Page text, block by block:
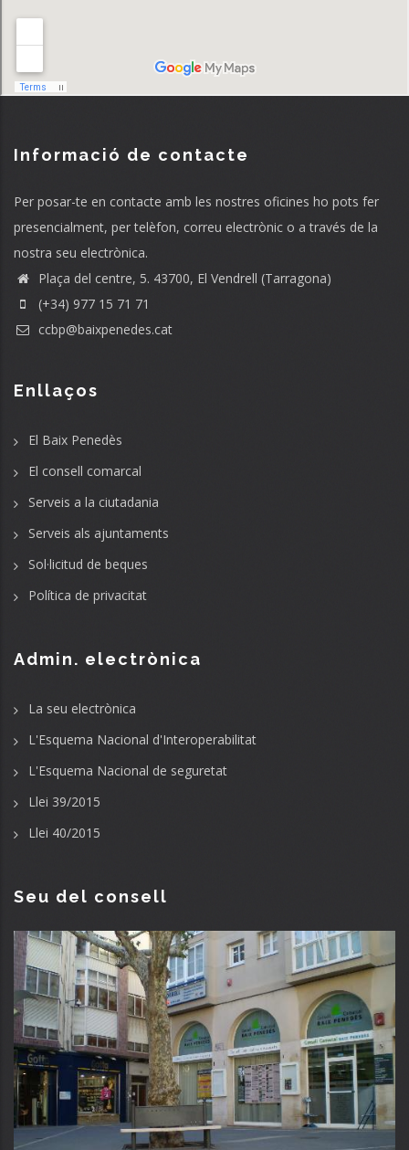
Informació de contacte
Per posar-te en contacte amb les nostres oficines ho pots fer
presencialment, per telèfon, correu electrònic o a través de la
nostra seu electrònica.
Plaça del centre, 5. 43700, El Vendrell (Tarragona)
(+34) 977 15 71 71
ccbp@baixpenedes.cat
Enllaços
El Baix Penedès
El consell comarcal
Serveis a la ciutadania
Serveis als ajuntaments
Sol·licitud de beques
Política de privacitat
Admin. electrònica
La seu electrònica
L'Esquema Nacional d'Interoperabilitat
L'Esquema Nacional de seguretat
Llei 39/2015
Llei 40/2015
Seu del consell